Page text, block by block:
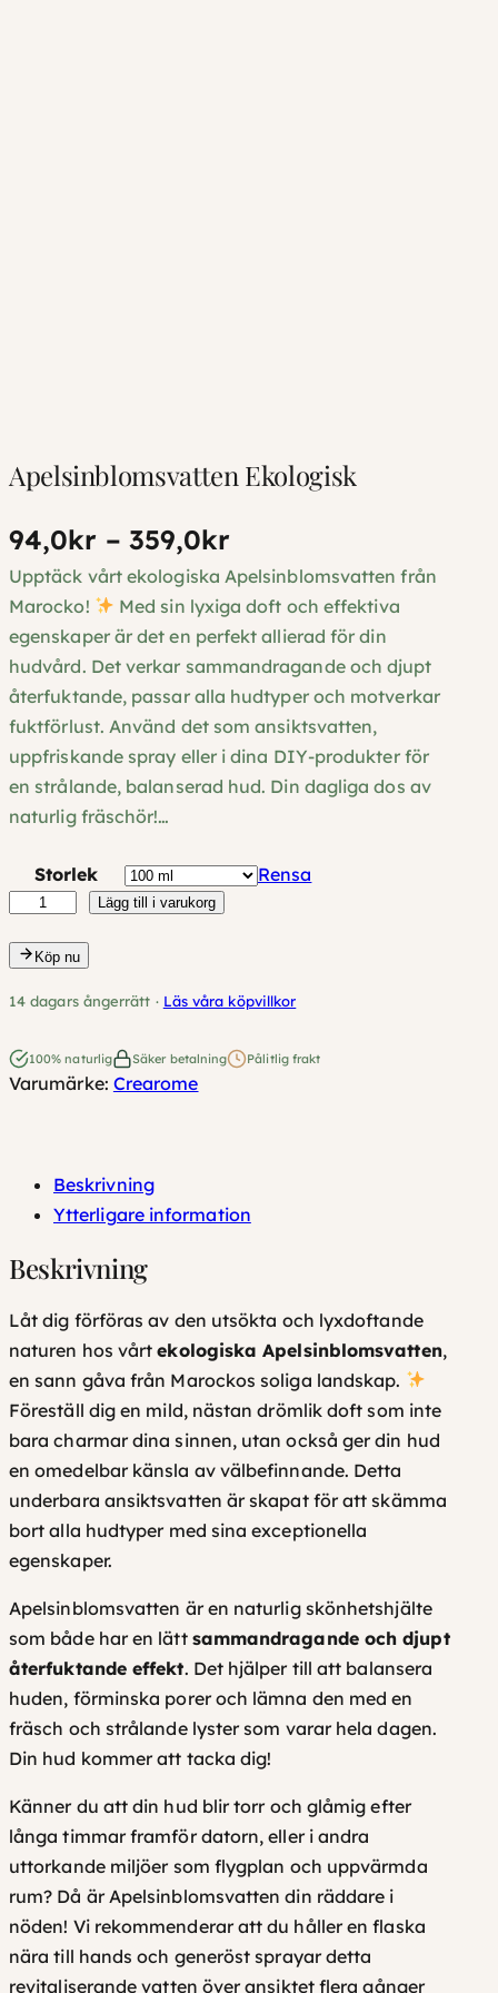
Apelsinblomsvatten Ekologisk
94,0kr – 359,0krP
r
i
s
i
n
r
l
4
k
r
t
i
l
3
5
9
,
k
r
Upptäck vårt ekologiska Apelsinblomsvatten från
Marocko!
Med sin lyxiga doft och effektiva
egenskaper är det en perfekt allierad för din
hudvård. Det verkar sammandragande och djupt
återfuktande, passar alla hudtyper och motverkar
fuktförlust. Använd det som ansiktsvatten,
uppfriskande spray eller i dina DIY-produkter för
en strålande, balanserad hud. Din dagliga dos av
naturlig fräschör!…
Storlek
Rensa
e
l
i
n
v
t
t
e
n
E
k
o
l
o
s
g
d
Lägg till i varukorg
Köp nu
14 dagars ångerrätt · Läs våra köpvillkor
100% naturlig Säker betalning Pålitlig frakt
Varumärke: Crearome
Beskrivning
Ytterligare information
Beskrivning
Låt dig förföras av den utsökta och lyxdoftande
naturen hos vårtekologiska Apelsinblomsvatten,
en sann gåva från Marockos soliga landskap.
Föreställ dig en mild, nästan drömlik doft som inte
bara charmar dina sinnen, utan också ger din hud
en omedelbar känsla av välbefinnande. Detta
underbara ansiktsvatten är skapat för att skämma
bortalla hudtypermed sina exceptionella
egenskaper.
Apelsinblomsvatten är en naturlig skönhetshjälte
som både har en lätt sammandragande och djupt
återfuktande effekt. Det hjälper till att balansera
huden, förminska porer och lämna den med en
fräsch och strålande lyster som varar hela dagen.
Din hud kommer att tacka dig!
Känner du att din hud blir torr och glåmig efter
långa timmar framför datorn, eller i andra
uttorkande miljöer som flygplan och uppvärmda
rum? Då är Apelsinblomsvatten din räddare i
nöden! Vi rekommenderar att du håller en flaska
nära till hands och generöst sprayar detta
revitaliserande vatten över ansiktet flera gånger